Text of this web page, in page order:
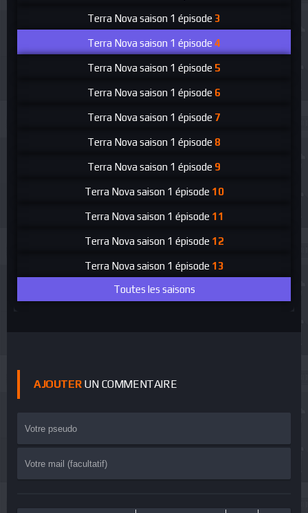
Terra Nova saison 1 épisode 3
Terra Nova saison 1 épisode 4
Terra Nova saison 1 épisode 5
Terra Nova saison 1 épisode 6
Terra Nova saison 1 épisode 7
Terra Nova saison 1 épisode 8
Terra Nova saison 1 épisode 9
Terra Nova saison 1 épisode 10
Terra Nova saison 1 épisode 11
Terra Nova saison 1 épisode 12
Terra Nova saison 1 épisode 13
Toutes les saisons
AJOUTERUN COMMENTAIRE